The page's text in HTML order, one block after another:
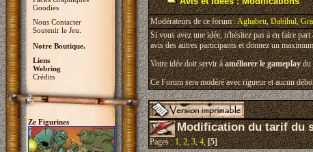
Goodies
Nous Contacter
Soutenir le Jeu.
Notre Boutique.
Liens
Webring
Crédits
Ze Figurines
Modérateurs de ce forum :Aghabeu,Dabihul,
Si vous avez une idée, n'hésitez pas à en faire
avis des autres participants et donnez un
Votre idée doit servir àaméliorer le gameplaydu
Ce Forum sera modéré avec rigueur et aucun
Modification du tarif du
Pages :1,2,3,4,[5]